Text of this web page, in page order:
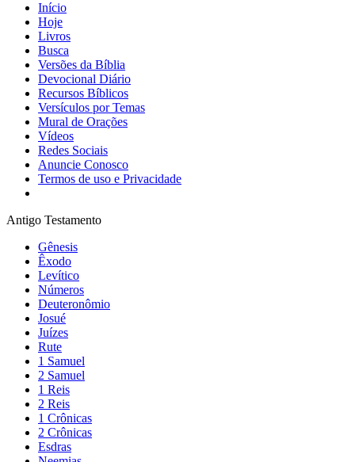
Início
Hoje
Livros
Busca
Versões da Bíblia
Devocional Diário
Recursos Bíblicos
Versículos por Temas
Mural de Orações
Vídeos
Redes Sociais
Anuncie Conosco
Termos de uso e Privacidade
Antigo Testamento
Gênesis
Êxodo
Levítico
Números
Deuteronômio
Josué
Juízes
Rute
1 Samuel
2 Samuel
1 Reis
2 Reis
1 Crônicas
2 Crônicas
Esdras